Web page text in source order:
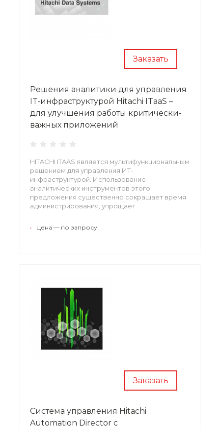
Заказать
Решения аналитики для управления
IT-инфраструктурой Hitachi ITaaS –
для улучшения работы критически-
важных приложений
HITACHI ITAAS является мультифункциональным
решением для управления ИТ-
инфраструктурой. Использование
аналитических инструментов этого
предложения существенно сокращает время
администрирования, упрощает
несанкционированного доступа к
• Цена — по запросу
Заказать
Система управления Hitachi
Automation Director с